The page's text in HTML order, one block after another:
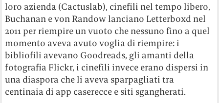
loro azienda (Cactuslab), cinefili nel tempo libero,
Buchanan e von Randow lanciano Letterboxd nel
2011 per riempire un vuoto che nessuno fino a quel
momento aveva avuto voglia di riempire: i
bibliofili avevano Goodreads, gli amanti della
fotografia Flickr, i cinefili invece erano dispersi in
una diaspora che li aveva sparpagliati tra
centinaia di app caserecce e siti sgangherati.